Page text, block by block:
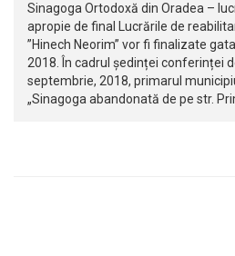
Sinagoga Ortodoxă din Oradea –
apropie de final Lucrările de
”Hinech Neorim” vor fi finalizate
2018. În cadrul ședinței conferinței
septembrie, 2018, primarul
„Sinagoga abandonată de pe str.